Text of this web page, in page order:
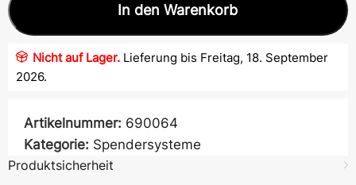
In den Warenkorb
Nicht auf Lager. Lieferung bis Freitag, 18. September
2026.
Artikelnummer: 690064
Kategorie: Spendersysteme
Produktsicherheit